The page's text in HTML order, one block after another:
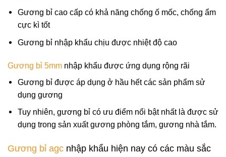
Gương bỉ cao cấp có khả năng chống ố mốc, chống ẩm
cực kì tốt
Gương bỉ nhập khẩu chịu được nhiệt độ cao
Gương bỉ 5mm nhập khẩu được ứng dụng rộng rãi
Gương bỉ được áp dụng ở hầu hết các sản phẩm sử
dụng gương
Tuy nhiên, gương bỉ có ưu điểm nổi bật nhất là được sử
dụng trong sản xuất gương phòng tắm, gương nhà tắm.
Gương bỉ agc nhập khẩu hiện nay có các màu sắc